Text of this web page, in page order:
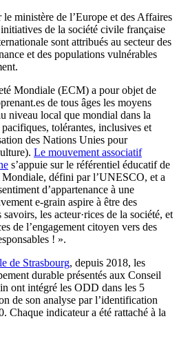
le ministère de l’Europe et des Affaires
de la société civile française
sont attribués au secteur des
et des populations vulnérables
Mondiale (ECM) a pour objet de
de tous âges les moyens
niveau local que mondial dans la
tolérantes, inclusives et
des Nations Unies pour
Le mouvement associatif
s’appuie sur le référentiel éducatif de
défini par l’UNESCO, et a
d’appartenance à une
e-grain aspire à être des
les acteur·rices de la société, et
de l’engagement citoyen vers des
! ».
de Strasbourg, depuis 2018, les
durable présentés aux Conseil
ont intégré les ODD dans les 5
de son analyse par l’identification
Chaque indicateur a été rattaché à la